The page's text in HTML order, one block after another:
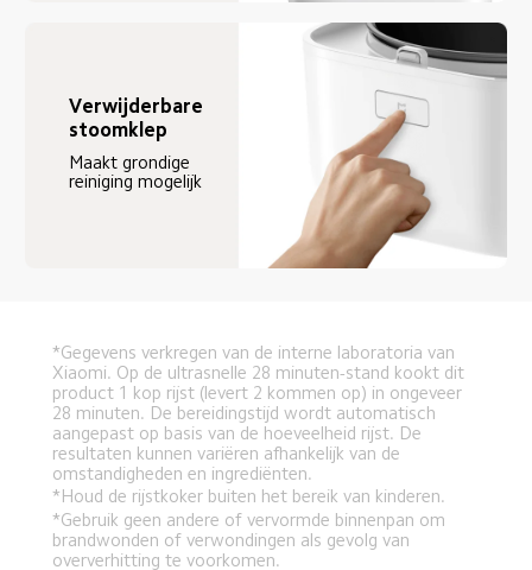
Verwijderbare
stoomklep
Maakt grondige
reiniging mogelijk
*Gegevens verkregen van de interne laboratoria van
Xiaomi. Op de ultrasnelle 28 minuten-stand kookt dit
product 1 kop rijst (levert 2 kommen op) in ongeveer
28 minuten. De bereidingstijd wordt automatisch
aangepast op basis van de hoeveelheid rijst. De
resultaten kunnen variëren afhankelijk van de
omstandigheden en ingrediënten.
*Houd de rijstkoker buiten het bereik van kinderen.
*Gebruik geen andere of vervormde binnenpan om
brandwonden of verwondingen als gevolg van
oververhitting te voorkomen.